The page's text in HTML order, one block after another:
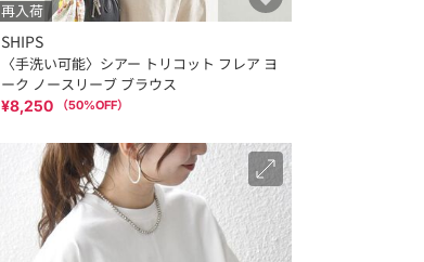
再入荷
SHIPS
〈手洗い可能〉シアー トリコット フレア ヨ
ーク ノースリーブ ブラウス
¥8,250 （50%OFF）